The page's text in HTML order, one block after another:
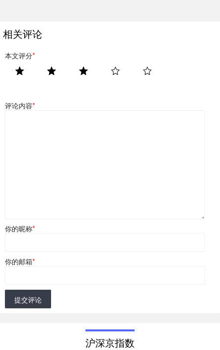
相关评论
本文评分*
评论内容*
你的昵称*
你的邮箱*
提交评论
沪深京指数